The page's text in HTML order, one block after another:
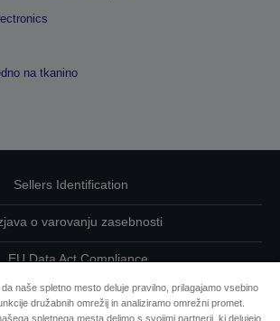
na tkanino
Sellers Identification
o varovanju zasebnosti
EU Data Act Compliance
nas glede svojih podatkov
naše spletno mesto deluje pravilno, prilagajamo vsebino
družabnih omrežij in analiziramo omrežni promet.
spletnega mesta delimo s svojimi partnerji, ki delujejo